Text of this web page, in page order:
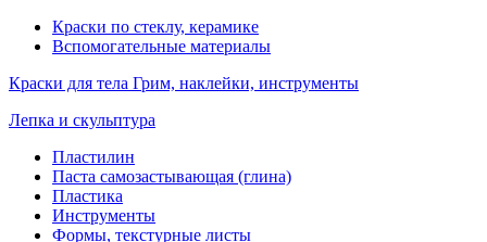
Краски по стеклу, керамике
Вспомогательные материалы
Краски для тела Грим, наклейки, инструменты
Лепка и скульптура
Пластилин
Паста самозастывающая (глина)
Пластика
Инструменты
Формы, текстурные листы